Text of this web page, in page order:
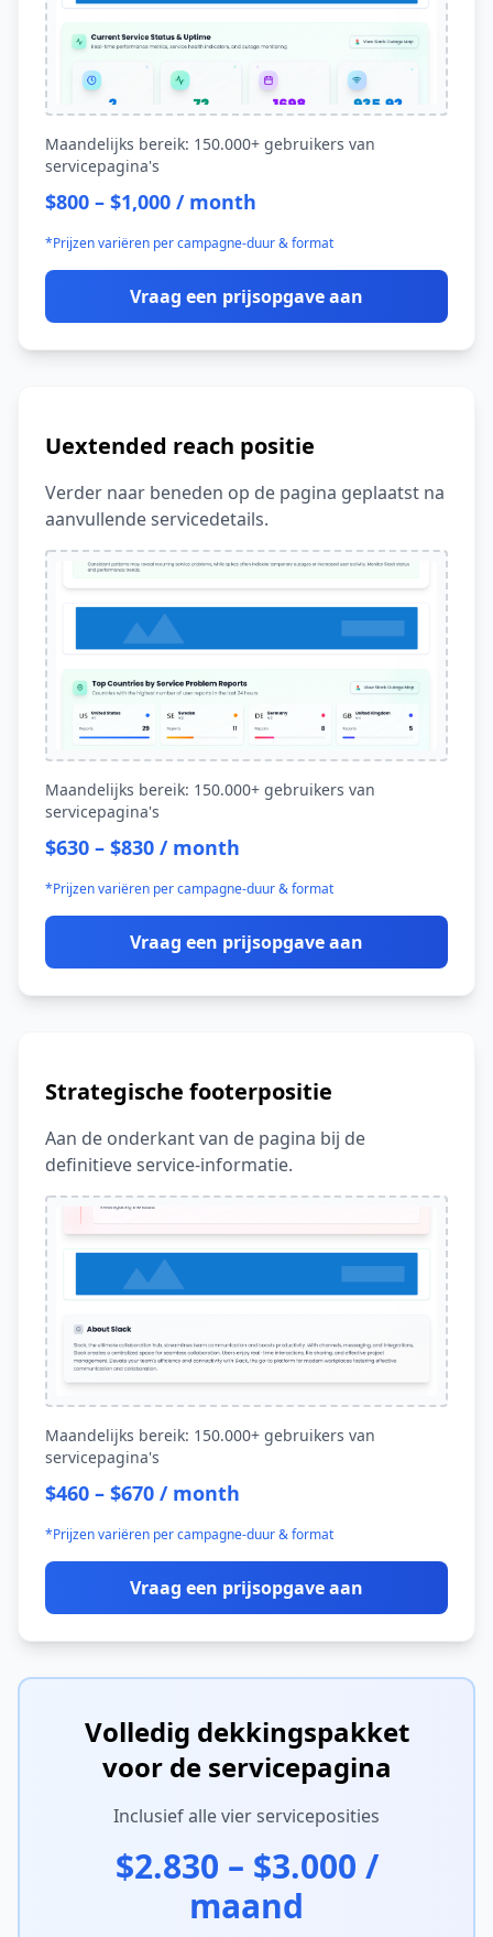
Maandelijks bereik: 150.000+ gebruikers van
servicepagina's
$800 – $1,000 / month
*Prijzen variëren per campagne-duur & format
Vraag een prijsopgave aan
Uextended reach positie
Verder naar beneden op de pagina geplaatst na
aanvullende servicedetails.
Maandelijks bereik: 150.000+ gebruikers van
servicepagina's
$630 – $830 / month
*Prijzen variëren per campagne-duur & format
Vraag een prijsopgave aan
Strategische footerpositie
Aan de onderkant van de pagina bij de
definitieve service-informatie.
Maandelijks bereik: 150.000+ gebruikers van
servicepagina's
$460 – $670 / month
*Prijzen variëren per campagne-duur & format
Vraag een prijsopgave aan
Volledig dekkingspakket
voor de servicepagina
Inclusief alle vier serviceposities
$2.830 – $3.000 /
maand